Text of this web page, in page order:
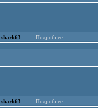
shark63 Подробнее...
shark63 Подробнее...